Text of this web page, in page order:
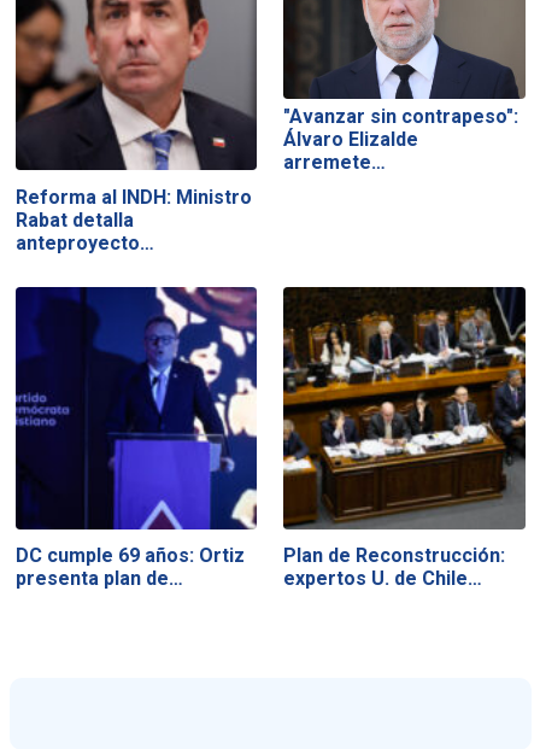
Reforma al INDH: Ministro
Rabat detalla
anteproyecto…
"Avanzar sin contrapeso":
Álvaro Elizalde
arremete…
DC cumple 69 años: Ortiz
presenta plan de…
Plan de Reconstrucción:
expertos U. de Chile…